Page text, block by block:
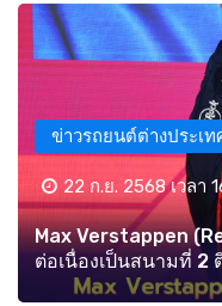
ข่าวรถยนต์ต่างประเท
22 ก.ย. 2568 เวลา
Max Verstappen
ต่อเนื่องเป็นสนามที่ 2